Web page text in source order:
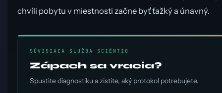
chvíli pobytu v miestnosti začne byť ťažký a únavný.
SÚVISIACA SLUŽBA SCIÉNTIO
Zápach sa vracia?
Spustite diagnostiku a zistite, aký protokol potrebujete.